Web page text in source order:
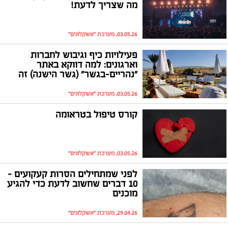
מה שצריך לדעת!
03.05.26, מערכת "אשקלונים"
פעילויות כיף וגיבוש לחברות
וארגונים: למה דווקא באתר
"נהריים-בגשר" (גשר הישנה) זה
03.05.26, מערכת "אשקלונים"
קורס טיפול בטראומה
03.05.26, מערכת "אשקלונים"
לפני שמתחילים הסרות קעקועים -
10 דברים שחשוב לדעת כדי להגיע
מוכנים
29.04.26, מערכת "אשקלונים"